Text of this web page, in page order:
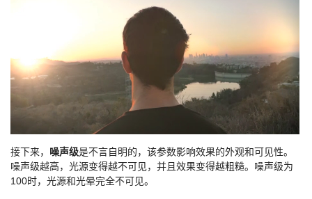
接下来， 噪声级是不言自明的，该参数影响效果的外观和可见性。
噪声级越高，光源变得越不可见，并且效果变得越粗糙。噪声级为
100时，光源和光晕完全不可见。